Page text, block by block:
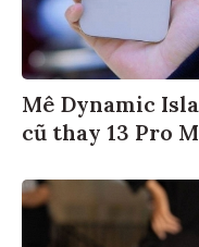
Mê Dynamic
cũ thay 13 Pro